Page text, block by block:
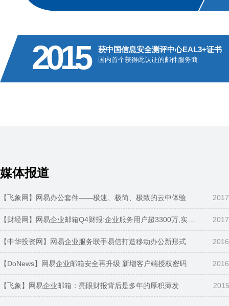
2015 获中国信息安全测评中心EAL3+证书
国内首个获得此认证的邮件服务商
媒体报道
【飞象网】网易办公套件——极速、极简、极致的云中体验
【中华投资网】网易企业服务联手易信打造移动办公新形式
【DoNews】网易企业邮箱安全再升级 新增客户端授权密码
【飞象】网易企业邮箱：亮眼财报背后是多年的厚积薄发